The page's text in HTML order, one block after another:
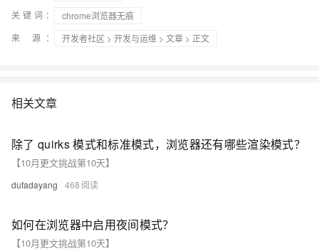
关键词：
chrome浏览器无痕
来 源：
开发者社区 > 开发与运维 > 文章 > 正文
相关文章
除了 quirks 模式和标准模式，浏览器还有哪些渲染模式？
【10月更文挑战第10天】
dufadayang 468
如何在浏览器中启用夜间模式？
【10月更文挑战第10天】